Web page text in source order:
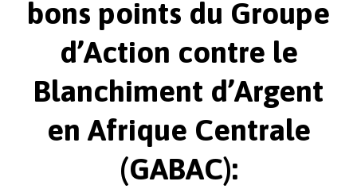
bons points du Groupe
d’Action contre le
Blanchiment d’Argent
en Afrique Centrale
(GABAC):